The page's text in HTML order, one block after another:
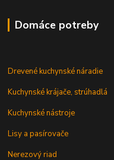
Domáce potreby
Drevené kuchynské náradie
Kuchynské krájače, strúhadlá
Kuchynské nástroje
Lisy a pasírovače
Nerezový riad